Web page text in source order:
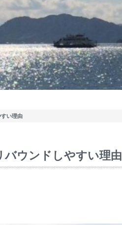
い理由
バウンドしやすい理由